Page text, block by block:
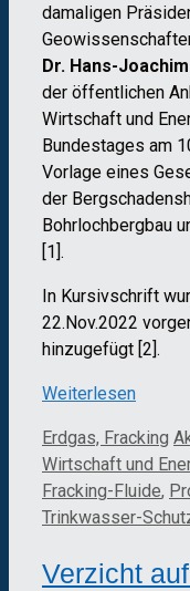
damaligen
Dr. Hans-
der öffentlichen
Wirtschaft und
Bundestages am
Vorlage eines
der
Bohrlochbergbau
[1].
In Kursivschrift
22.Nov.2022
hinzugefügt [2].
Weiterlesen
Kategorien
Erdgas, Fracking
Wirtschaft und
Fracking-Fluide,
Trinkwasser-
Verzicht